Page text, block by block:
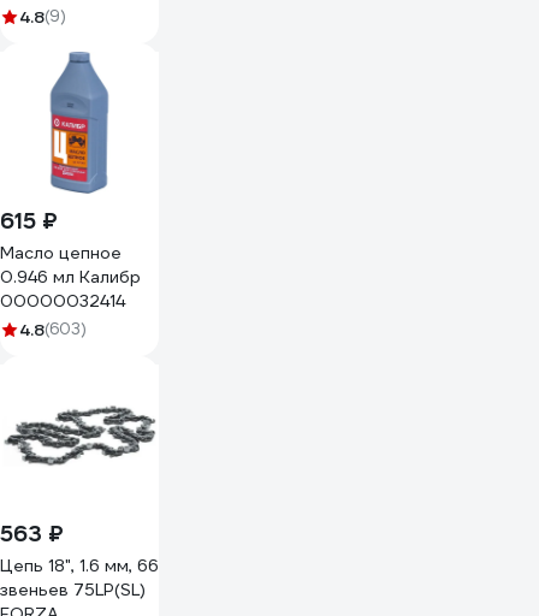
дозатором
4.8(9)
615 ₽
Масло цепное
0.946 мл Калибр
00000032414
4.8(603)
563 ₽
Цепь 18", 1.6 мм, 66
звеньев 75LP(SL)